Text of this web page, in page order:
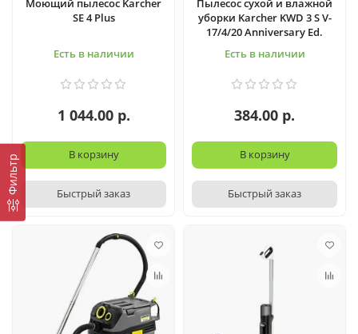
Фильтр
SE 4 Plus
Есть в наличии
1 044.00 р.
В корзину
Быстрый заказ
уборки Karcher KWD 3 S V-
17/4/20 Anniversary Ed.
Есть в наличии
384.00 р.
В корзину
Быстрый заказ